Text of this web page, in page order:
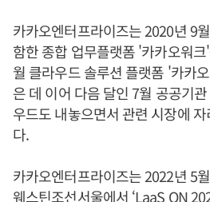
카카오엔터프라이즈는 2020년 9
함한 종합 업무플랫폼 '카카오워
월 클라우드 솔루션 플랫폼 '카카
은 데 이어 다음 달인 7월 공공기
우드도 내놓으면서 관련 시장에
다.
카카오엔터프라이즈는 2022년 5
웨스틴조선서울에서 ‘LaaS ON